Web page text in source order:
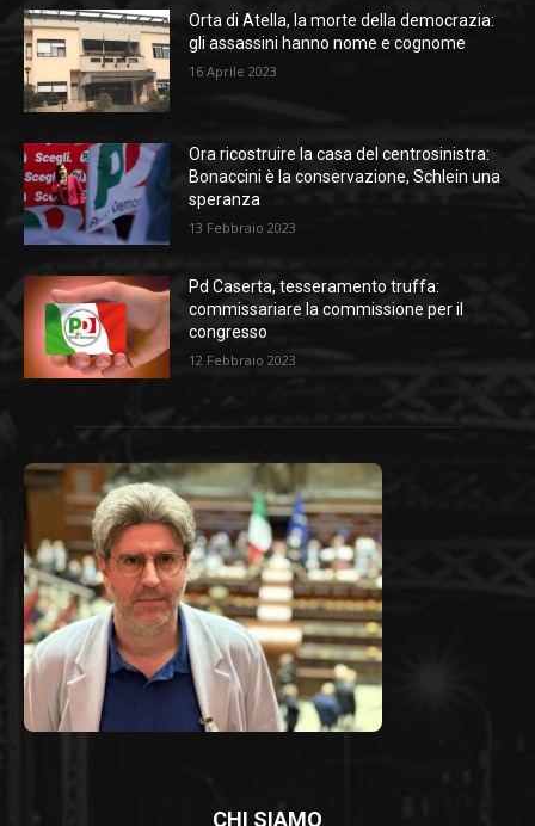
Orta di Atella, la morte della democrazia:
gli assassini hanno nome e cognome
16 Aprile 2023
Ora ricostruire la casa del centrosinistra:
Bonaccini è la conservazione, Schlein una
speranza
13 Febbraio 2023
Pd Caserta, tesseramento truffa:
commissariare la commissione per il
congresso
12 Febbraio 2023
CHI SIAMO